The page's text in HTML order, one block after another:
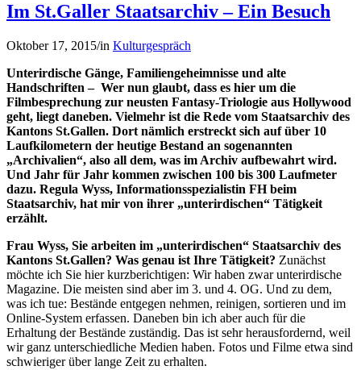
Im St.Galler Staatsarchiv – Ein Besuch
Oktober 17, 2015/in Kulturgespräch
Unterirdische Gänge, Familiengeheimnisse und alte
Handschriften – Wer nun glaubt, dass es hier um die
Filmbesprechung zur neusten Fantasy-Triologie aus Hollywood
geht, liegt daneben. Vielmehr ist die Rede vom Staatsarchiv des
Kantons St.Gallen. Dort nämlich erstreckt sich auf über 10
Laufkilometern der heutige Bestand an sogenannten
„Archivalien“, also all dem, was im Archiv aufbewahrt wird.
Und Jahr für Jahr kommen zwischen 100 bis 300 Laufmeter
dazu. Regula Wyss, Informationsspezialistin FH beim
Staatsarchiv, hat mir von ihrer „unterirdischen“ Tätigkeit
erzählt.
Frau Wyss, Sie arbeiten im „unterirdischen“ Staatsarchiv des
Kantons St.Gallen? Was genau ist Ihre Tätigkeit? Zunächst
möchte ich Sie hier kurzberichtigen: Wir haben zwar unterirdische
Magazine. Die meisten sind aber im 3. und 4. OG. Und zu dem,
was ich tue: Bestände entgegen nehmen, reinigen, sortieren und im
Online-System erfassen. Daneben bin ich aber auch für die
Erhaltung der Bestände zuständig. Das ist sehr herausfordernd, weil
wir ganz unterschiedliche Medien haben. Fotos und Filme etwa sind
schwieriger über lange Zeit zu erhalten.